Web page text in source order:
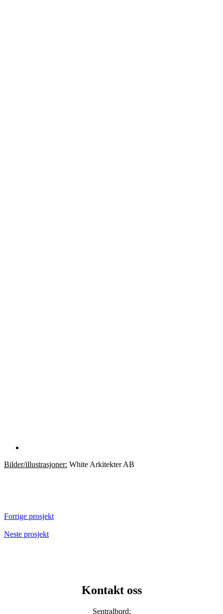
Bilder/illustrasjoner: White Arkitekter AB
Forrige prosjekt
Neste prosjekt
Kontakt oss
Sentralbord: